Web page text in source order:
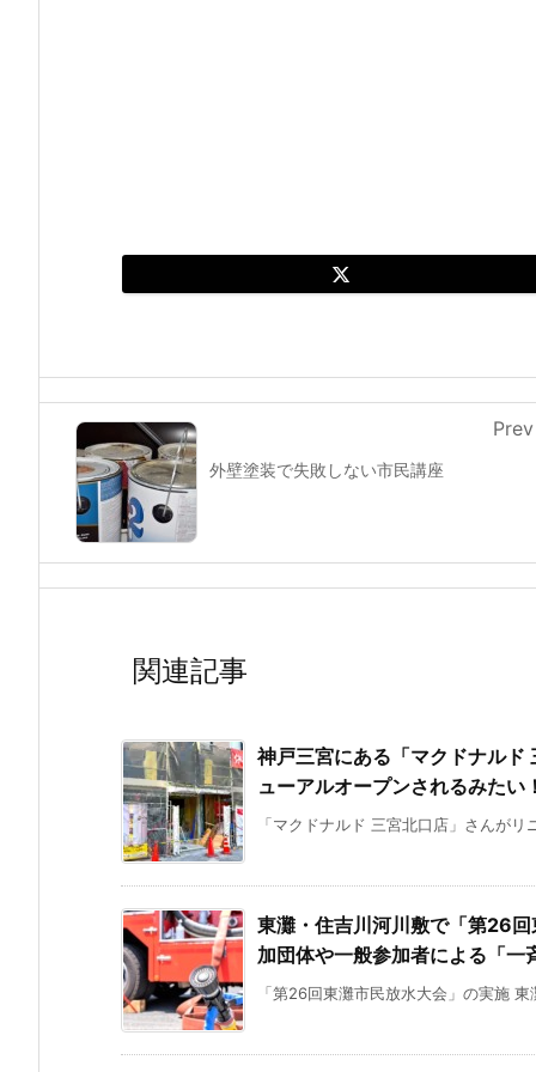
外壁塗装で失敗しない市民講座
Prev
関連記事
神戸三宮にある「マクドナルド
ューアルオープンされるみた
「マクドナルド 三宮北口店」さんが
東灘・住吉川河川敷で「第26
加団体や一般参加者による「
「第26回東灘市民放水大会」の実施